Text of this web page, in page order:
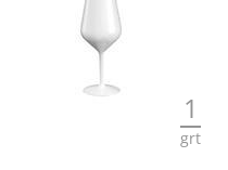
1
grt